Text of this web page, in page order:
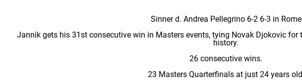
Sinner d. Andrea Pellegrino 6-2 6-3 in Rome
Jannik gets his 31st consecutive win in Masters events, tying Novak Djokovic
history.
26 consecutive wins.
23 Masters Quarterfinals at just 24 years